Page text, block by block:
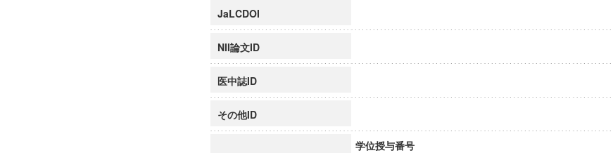
JaLCDOI
NII論文ID
医中誌ID
その他ID
学位授与番号